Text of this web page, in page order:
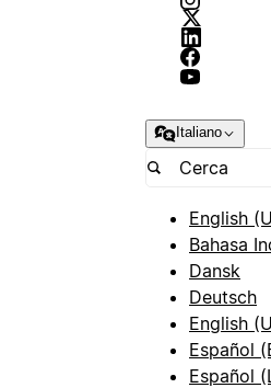
Italiano
English
Bahasa
Dansk
Deutsch
English
Español
Español